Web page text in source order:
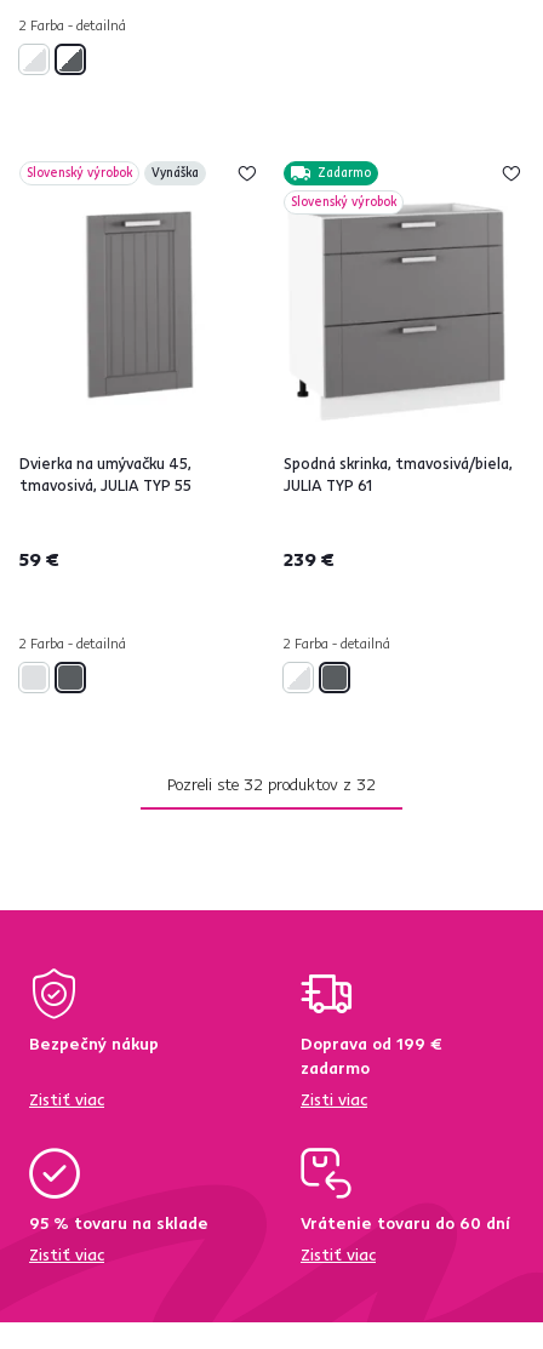
2 Farba - detailná
Slovenský výrobok Vynáška
Dvierka na umývačku 45,
tmavosivá, JULIA TYP 55
59 €
2 Farba - detailná
Zadarmo
Slovenský výrobok
Spodná skrinka, tmavosivá/biela,
JULIA TYP 61
239 €
2 Farba - detailná
Pozreli ste 32 produktov z 32
Bezpečný nákup
Zistiť viac
Doprava od 199 €
zadarmo
Zisti viac
95 % tovaru na sklade
Zistiť viac
Vrátenie tovaru do 60 dní
Zistiť viac